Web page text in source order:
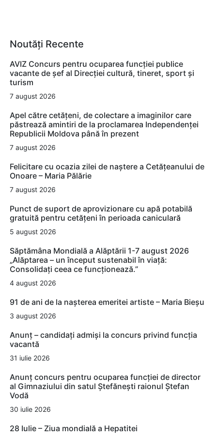
Noutăți Recente
AVIZ Concurs pentru ocuparea funcţiei publice
vacante de şef al Direcţiei cultură, tineret, sport şi
turism
7 august 2026
Apel către cetățeni, de colectare a imaginilor care
păstrează amintiri de la proclamarea Independenței
Republicii Moldova până în prezent
7 august 2026
Felicitare cu ocazia zilei de naștere a Cetățeanului de
Onoare – Maria Pălărie
7 august 2026
Punct de suport de aprovizionare cu apă potabilă
gratuită pentru cetățeni în perioada caniculară
5 august 2026
Săptămâna Mondială a Alăptării 1-7 august 2026
„Alăptarea – un început sustenabil în viață:
Consolidați ceea ce funcționează.”
4 august 2026
91 de ani de la nașterea emeritei artiste – Maria Bieșu
3 august 2026
Anunț – candidați admiși la concurs privind funcția
vacantă
31 iulie 2026
Anunț concurs pentru ocuparea funcției de director
al Gimnaziului din satul Ștefănești raionul Ștefan
Vodă
30 iulie 2026
28 Iulie – Ziua mondială a Hepatitei